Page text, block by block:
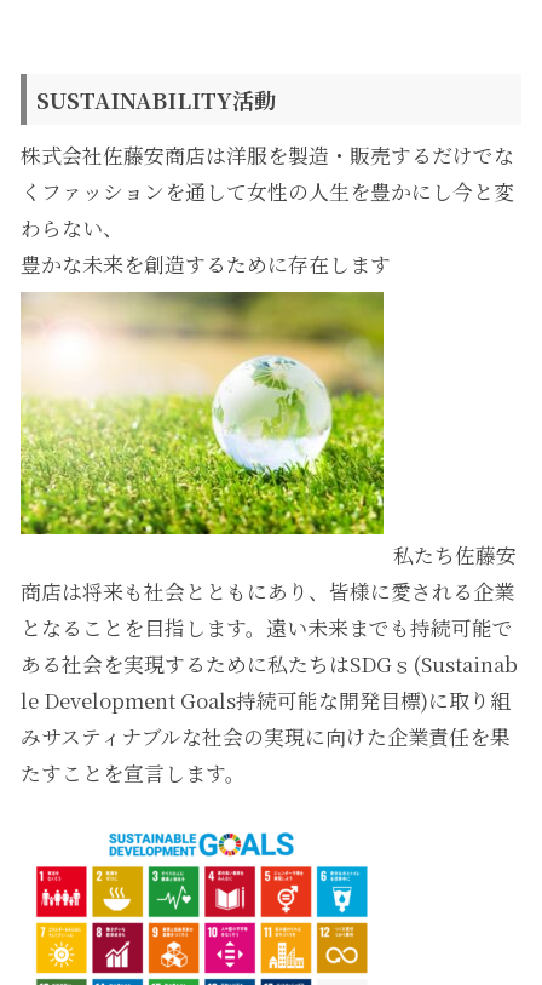
SUSTAINABILITY活動
株式会社佐藤安商店は洋服を製造・販売するだけでな
くファッションを通して女性の人生を豊かにし今と変
わらない、
豊かな未来を創造するために存在します
私たち佐藤安
商店は将来も社会とともにあり、皆様に愛される企業
となることを目指します。遠い未来までも持続可能で
ある社会を実現するために私たちはSDGｓ(Sustainab
le Development Goals持続可能な開発目標)に取り組
みサスティナブルな社会の実現に向けた企業責任を果
たすことを宣言します。